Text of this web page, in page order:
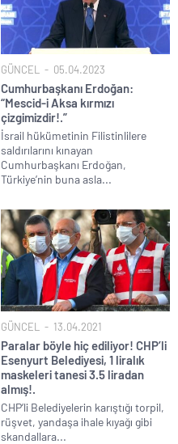
GÜNCEL 05.04.2023
Cumhurbaşkanı Erdoğan:
“Mescid-i Aksa kırmızı
çizgimizdir!.”
İsrail hükümetinin Filistinlilere
saldırılarını kınayan
Cumhurbaşkanı Erdoğan,
Türkiye’nin buna asla...
GÜNCEL 13.04.2021
Paralar böyle hiç ediliyor! CHP’li
Esenyurt Belediyesi, 1 liralık
maskeleri tanesi 3.5 liradan
almış!.
CHP’li Belediyelerin karıştığı torpil,
rüşvet, yandaşa ihale kıyağı gibi
skandallara...